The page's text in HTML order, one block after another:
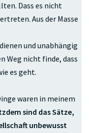
Dass es nicht
Aus der Masse
und unabhängig
Weg nicht finde, dass
es geht.
waren in meinem
sind das Sätze,
unbewusst